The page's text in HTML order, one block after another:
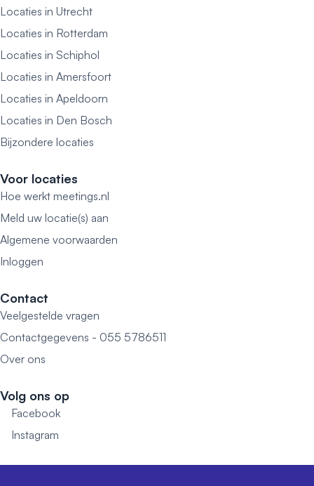
Locaties in Utrecht
Locaties in Rotterdam
Locaties in Schiphol
Locaties in Amersfoort
Locaties in Apeldoorn
Locaties in Den Bosch
Bijzondere locaties
Voor locaties
Hoe werkt meetings.nl
Meld uw locatie(s) aan
Algemene voorwaarden
Inloggen
Contact
Veelgestelde vragen
Contactgegevens - 055 5786511
Over ons
Volg ons op
Facebook
Instagram